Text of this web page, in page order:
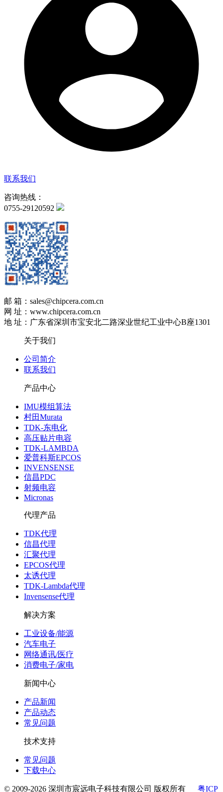
联系我们
咨询热线：
0755-29120592
邮 箱：sales@chipcera.com.cn
网 址：www.chipcera.com.cn
地 址：广东省深圳市宝安北二路深业世纪工业中心B座1301
关于我们
公司简介
联系我们
产品中心
IMU模组算法
村田Murata
TDK-东电化
高压贴片电容
TDK-LAMBDA
爱普科斯EPCOS
INVENSENSE
信昌PDC
射频电容
Micronas
代理产品
TDK代理
信昌代理
汇聚代理
EPCOS代理
太诱代理
TDK-Lambda代理
Invensense代理
解决方案
工业设备/能源
汽车电子
网络通讯/医疗
消费电子/家电
新闻中心
产品新闻
产品动态
常见问题
技术支持
常见问题
下载中心
© 2009-2026 深圳市宸远电子科技有限公司 版权所有 粤ICP